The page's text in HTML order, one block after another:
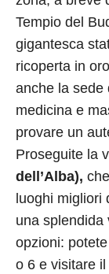
Tempio del
gigantesca
ricoperta in
anche la sede
medicina e
provare un
Proseguite la
dell’Alba),
luoghi
una splendida
opzioni:
o 6 e visitare